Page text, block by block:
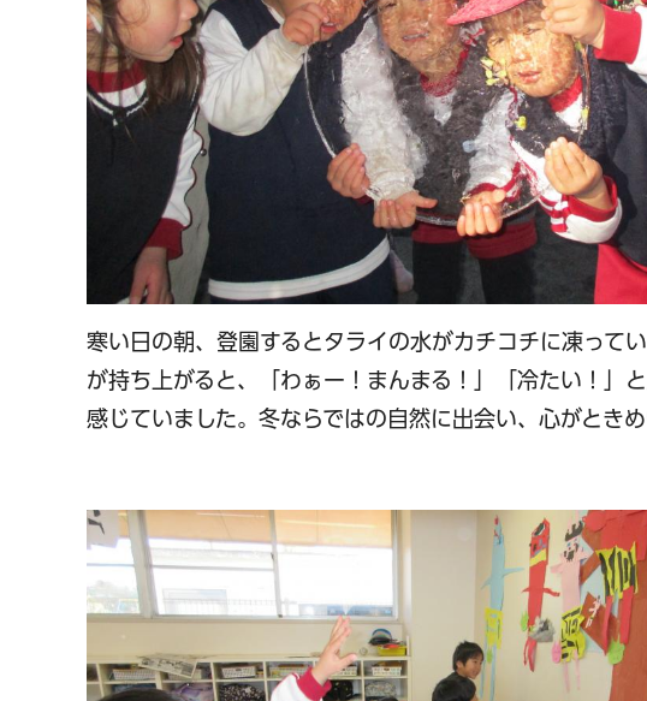
寒い日の朝、登園するとタライの水がカチコチに凍って
が持ち上がると、「わぁー！まんまる！」「冷たい！」
感じていました。冬ならではの自然に出会い、心がとき